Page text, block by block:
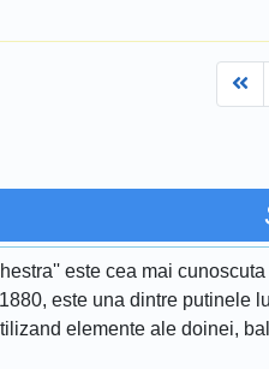
este cea mai
este una dintre putinele
elemente ale doinei,